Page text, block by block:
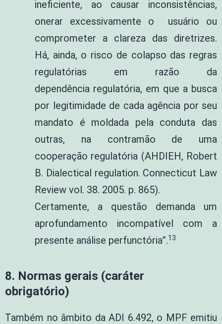
ineficiente, ao causar inconsistências,
onerar excessivamente o usuário ou
comprometer a clareza das diretrizes.
Há, ainda, o risco de colapso das regras
regulatórias em razão da
dependência regulatória, em que a busca
por legitimidade de cada agência por seu
mandato é moldada pela conduta das
outras, na contramão de uma
cooperação regulatória (AHDIEH, Robert
B. Dialectical regulation. Connecticut Law
Review vol. 38. 2005. p. 865).
Certamente, a questão demanda um
aprofundamento incompatível com a
presente análise perfunctória”.13
8. Normas gerais (caráter
obrigatório)
Também no âmbito da ADI 6.492, o MPF emitiu